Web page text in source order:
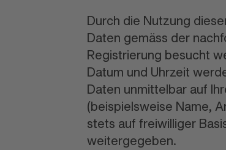
Durch die Nutzung
Daten gemäss der
Registrierung besucht
Datum und Uhrzeit
Daten unmittelbar auf
(beispielsweise Name,
stets auf freiwilliger
weitergegeben.